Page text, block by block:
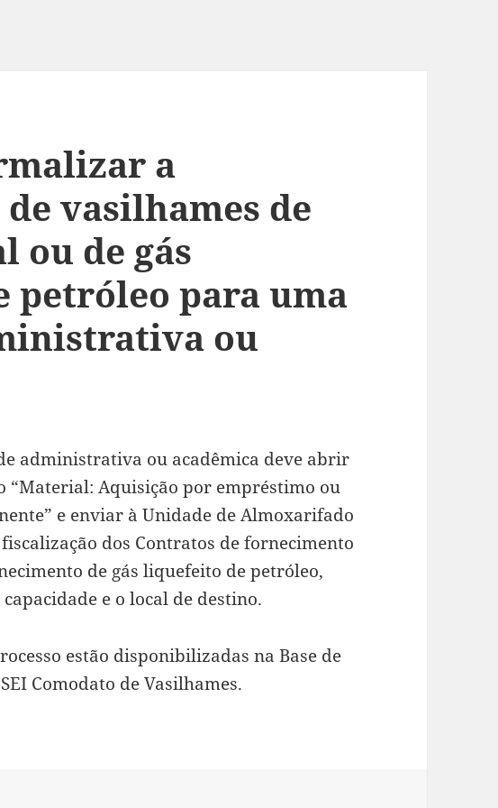
a
vasilhames de
ou de gás
petróleo para uma
ou
administrativa ou acadêmica deve abrir
“Material: Aquisição por empréstimo ou
e enviar à Unidade de Almoxarifado
dos Contratos de fornecimento
de gás liquefeito de petróleo,
e o local de destino.
estão disponibilizadas na Base de
Comodato de Vasilhames.